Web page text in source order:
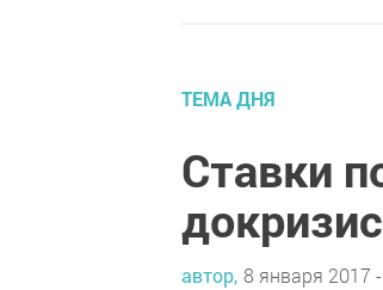
ТЕМА ДНЯ
Ставки
автор, 8 января 2017